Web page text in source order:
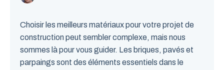
Choisir les meilleurs matériaux pour votre projet de
construction peut sembler complexe, mais nous
sommes là pour vous guider. Les briques, pavés et
parpaings sont des éléments essentiels dans le